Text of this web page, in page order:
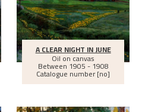
A CLEAR NIGHT IN JUNE
Oil on canvas
Between 1905 - 1908
Catalogue number [no]